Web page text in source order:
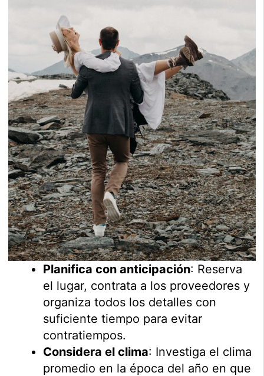
Planifica con anticipación: Reserva
el lugar, contrata a los proveedores y
organiza todos los detalles con
suficiente tiempo para evitar
contratiempos.
Considera el clima: Investiga el clima
promedio en la época del año en que